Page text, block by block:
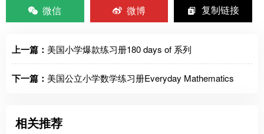
微信
微博 复制链接
上一篇： 美国小学爆款练习册180 days of 系列
下一篇： 美国公立小学数学练习册Everyday Mathematics
相关推荐